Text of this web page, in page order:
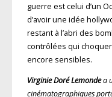
guerre est celui d’un
d’avoir une idée
restant à l’abri des
contrôlées qui
encore sensibles.
Virginie Doré Lemondea
cinématographiques